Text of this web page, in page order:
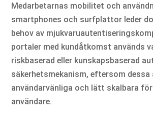
Medarbetarnas mobilitet och
smartphones och surfplattor leder
behov av
portaler med kundåtkomst används
riskbaserad eller kunskapsbaserad
säkerhetsmekanism, eftersom dessa
användarvänliga och lätt skalbara
användare.